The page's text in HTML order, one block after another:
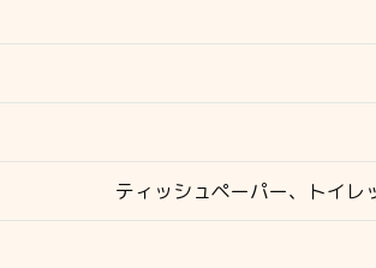
ティッシュペーパー、トイレ